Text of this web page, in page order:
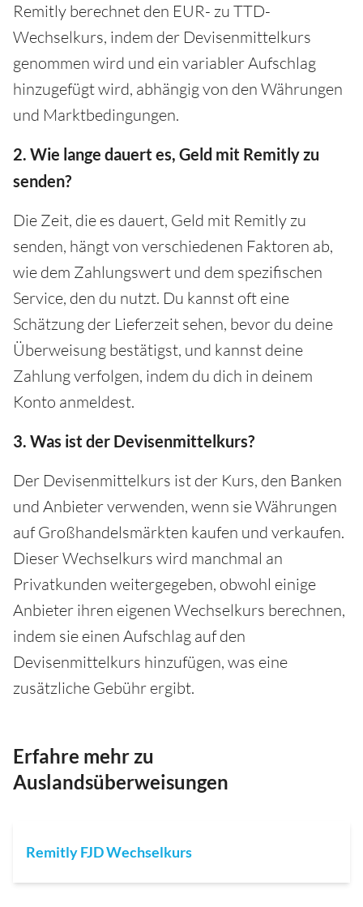
Remitly berechnet den EUR- zu TTD-
Wechselkurs, indem der Devisenmittelkurs
genommen wird und ein variabler Aufschlag
hinzugefügt wird, abhängig von den Währungen
und Marktbedingungen.
2. Wie lange dauert es, Geld mit Remitly zu
senden?
Die Zeit, die es dauert, Geld mit Remitly zu
senden, hängt von verschiedenen Faktoren ab,
wie dem Zahlungswert und dem spezifischen
Service, den du nutzt. Du kannst oft eine
Schätzung der Lieferzeit sehen, bevor du deine
Überweisung bestätigst, und kannst deine
Zahlung verfolgen, indem du dich in deinem
Konto anmeldest.
3. Was ist der Devisenmittelkurs?
Der Devisenmittelkurs ist der Kurs, den Banken
und Anbieter verwenden, wenn sie Währungen
auf Großhandelsmärkten kaufen und verkaufen.
Dieser Wechselkurs wird manchmal an
Privatkunden weitergegeben, obwohl einige
Anbieter ihren eigenen Wechselkurs berechnen,
indem sie einen Aufschlag auf den
Devisenmittelkurs hinzufügen, was eine
zusätzliche Gebühr ergibt.
Erfahre mehr zu
Auslandsüberweisungen
Remitly FJD Wechselkurs